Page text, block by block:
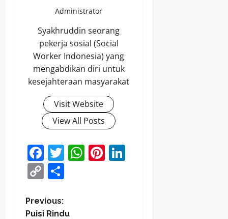
Administrator
Syakhruddin seorang
pekerja sosial (Social
Worker Indonesia) yang
mengabdikan diri untuk
kesejahteraan masyarakat
Visit Website
View All Posts
Facebook
Twitter
WhatsApp
Pinterest
Copy
P
Previous:
Puisi Rindu